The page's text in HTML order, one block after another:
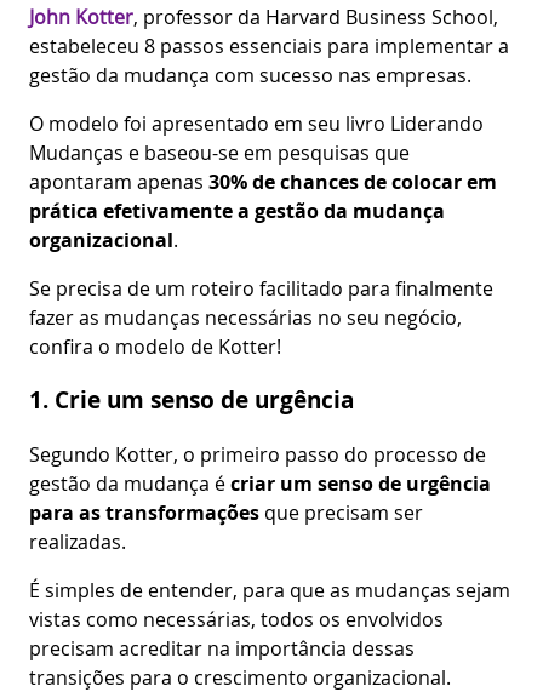
John Kotter, professor da Harvard Business School,
estabeleceu 8 passos essenciais para implementar a
gestão da mudança com sucesso nas empresas.
O modelo foi apresentado em seu livro Liderando
Mudanças e baseou-se em pesquisas que
apontaram apenas 30% de chances de colocar em
prática efetivamente a gestão da mudança
organizacional.
Se precisa de um roteiro facilitado para finalmente
fazer as mudanças necessárias no seu negócio,
confira o modelo de Kotter!
1. Crie um senso de urgência
Segundo Kotter, o primeiro passo do processo de
gestão da mudança écriar um senso de urgência
para as transformações que precisam ser
realizadas.
É simples de entender, para que as mudanças sejam
vistas como necessárias, todos os envolvidos
precisam acreditar na importância dessas
transições para o crescimento organizacional.